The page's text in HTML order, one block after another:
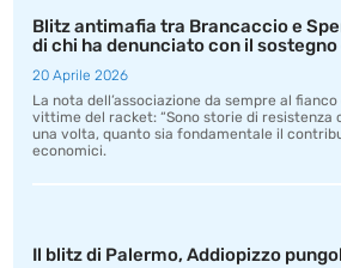
Blitz antimafia tra Brancaccio e
di chi ha denunciato con il sostegno
20 Aprile 2026
La nota dell’associazione da sempre al
vittime del racket: “Sono storie di resistenza
una volta, quanto sia fondamentale il
economici.
Il blitz di Palermo, Addiopizzo